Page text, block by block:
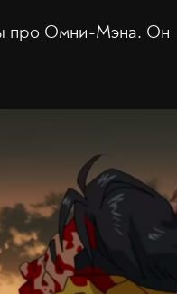
про Омни-Мэна. Он